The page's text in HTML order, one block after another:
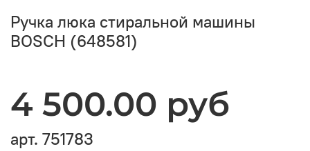
Ручка люка стиральной машины
BOSCH (648581)
4 500.00 руб
арт. 751783